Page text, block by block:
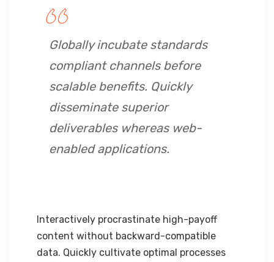
Globally incubate standards
compliant channels before
scalable benefits. Quickly
disseminate superior
deliverables whereas web-
enabled applications.
Interactively procrastinate high-payoff
content without backward-compatible
data. Quickly cultivate optimal processes